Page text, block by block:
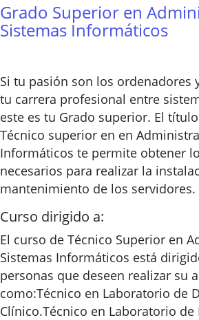
Grado Superior en
Sistemas Informáticos
Si tu pasión son los ordenadores
tu carrera profesional entre
este es tu Grado superior. El
Técnico superior en en
Informáticos te permite obtener
necesarios para realizar la
mantenimiento de los servidores.
Curso dirigido a:
El curso de Técnico Superior en
Sistemas Informáticos está
personas que deseen realizar su
como:Técnico en Laboratorio de
Clínico.Técnico en Laboratorio